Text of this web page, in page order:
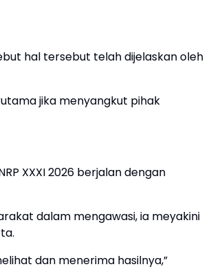
hal tersebut telah dijelaskan oleh
jika menyangkut pihak
XXXI 2026 berjalan dengan
dalam mengawasi, ia meyakini
dan menerima hasilnya,”